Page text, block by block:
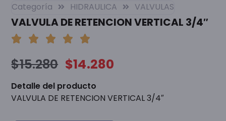
Categoría HIDRAULICA VALVULAS
VALVULA DE RETENCION VERTICAL 3/4″
$15.280 $14.280
Detalle del producto
VALVULA DE RETENCION VERTICAL 3/4″